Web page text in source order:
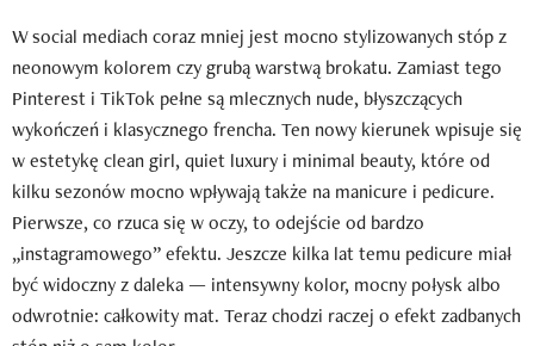
W social mediach coraz mniej jest mocno stylizowanych stóp z
neonowym kolorem czy grubą warstwą brokatu. Zamiast tego
Pinterest i TikTok pełne są mlecznych nude, błyszczących
wykończeń i klasycznego frencha. Ten nowy kierunek wpisuje się
w estetykę clean girl, quiet luxury i minimal beauty, które od
kilku sezonów mocno wpływają także na manicure i pedicure.
Pierwsze, co rzuca się w oczy, to odejście od bardzo
„instagramowego” efektu. Jeszcze kilka lat temu pedicure miał
być widoczny z daleka — intensywny kolor, mocny połysk albo
odwrotnie: całkowity mat. Teraz chodzi raczej o efekt zadbanych